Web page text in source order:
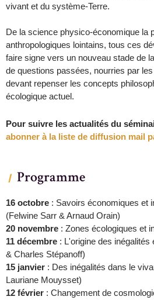
vivant et du système-Terre.
De la science physico-économique la
anthropologiques lointains, tous ces
faire signe vers un nouveau stade de
de questions passées, nourries par
devant repenser les concepts
écologique actuel.
Pour suivre les actualités du
abonner à la liste de diffusion mail
Programme
16 octobre : Savoirs économiques et
(Felwine Sarr & Arnaud Orain)
20 novembre : Zones écologiques et
11 décembre : L'origine des inégalités
& Charles Stépanoff)
15 janvier : Des inégalités dans le
Lauriane Mouysset)
12 février : Changement de